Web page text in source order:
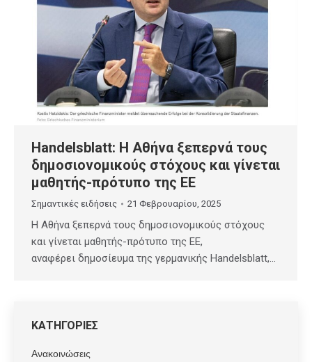
Handelsblatt: Η Αθήνα ξεπερνά τους
δημοσιονομικούς στόχους και γίνεται
μαθητής-πρότυπο της ΕΕ
Σημαντικές ειδήσεις 21 Φεβρουαρίου, 2025
Η Αθήνα ξεπερνά τους δημοσιονομικούς στόχους
και γίνεται μαθητής-πρότυπο της ΕΕ,
αναφέρει δημοσίευμα της γερμανικής Handelsblatt,…
ΚΑΤΗΓΟΡΙΕΣ
Ανακοινώσεις